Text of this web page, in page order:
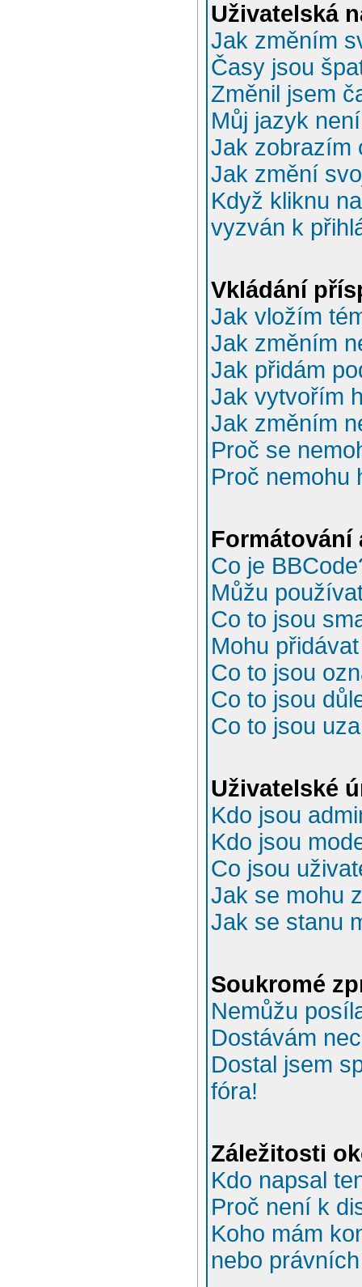
Uživatelská
Jak změním
Časy jsou
Změnil jsem
Můj jazyk
Jak zobrazím
Jak změní
Když kliknu
vyzván k
Vkládání
Jak vložím
Jak změním
Jak přidám
Jak vytvořím
Jak změním
Proč se
Proč nemohu
Formátování
Co je
Můžu
Co to jsou
Mohu
Co to jsou
Co to jsou
Co to jsou
Uživatelské
Kdo jsou
Kdo jsou
Co jsou
Jak se mohu
Jak se stanu
Soukromé
Nemůžu
Dostávám
Dostal jsem
fóra!
Záležitosti
Kdo napsal
Proč není k
Koho mám
nebo